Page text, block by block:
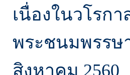
เนื่องในวโรก
พระชนมพรรษ
สิงหาคม 2560